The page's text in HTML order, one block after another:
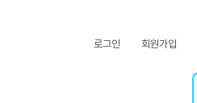
로그인 회원가입